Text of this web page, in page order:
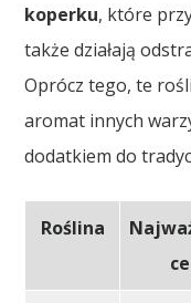
koperku, które
także działają
Oprócz tego, te
aromat innych
dodatkiem do
Roślina